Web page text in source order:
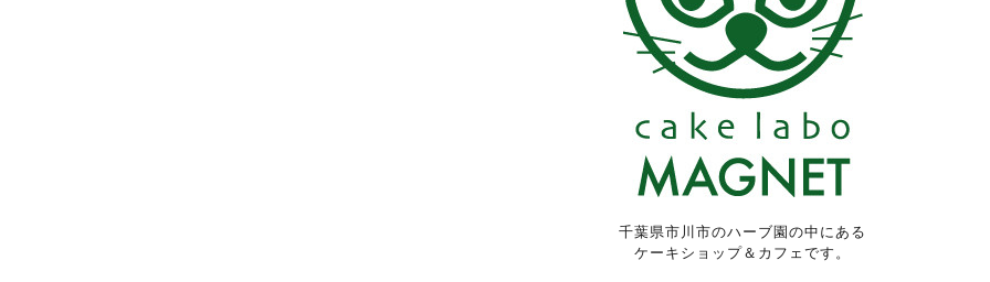
千葉県市川市のハーブ園の中にある
ケーキショップ＆カフェです。